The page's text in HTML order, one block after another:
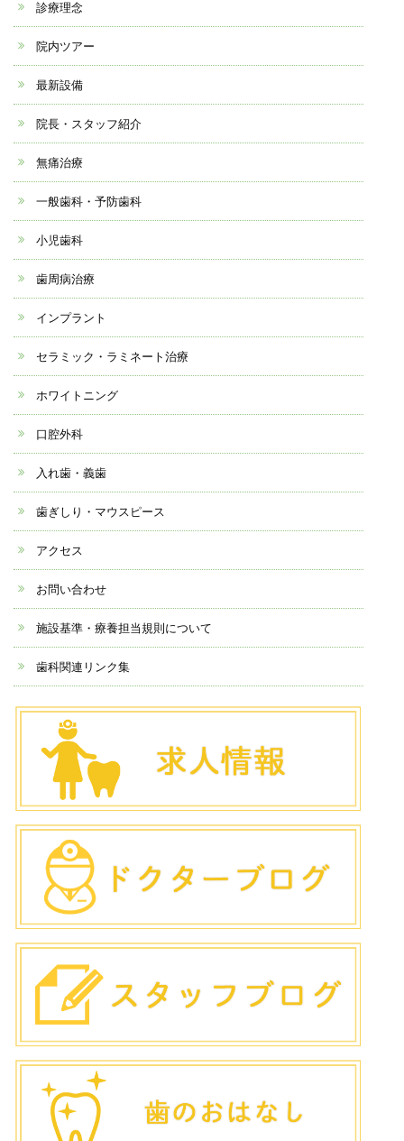
診療理念
院内ツアー
最新設備
院長・スタッフ紹介
無痛治療
一般歯科・予防歯科
小児歯科
歯周病治療
インプラント
セラミック・ラミネート治療
ホワイトニング
口腔外科
入れ歯・義歯
歯ぎしり・マウスピース
アクセス
お問い合わせ
施設基準・療養担当規則について
歯科関連リンク集